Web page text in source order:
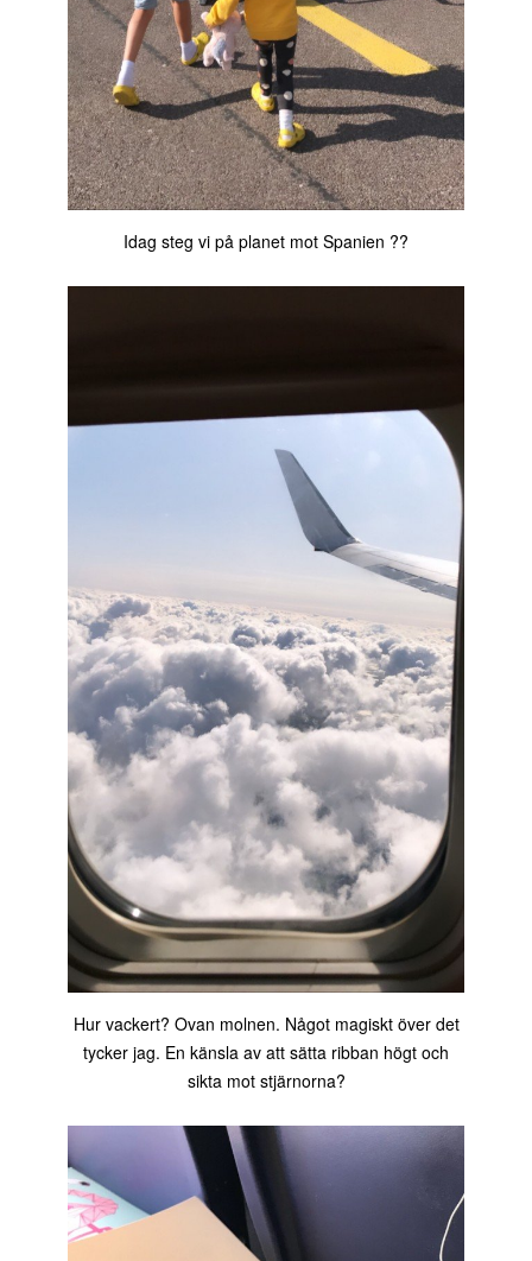
Idag steg vi på planet mot Spanien ??
Hur vackert? Ovan molnen. Något magiskt över det
tycker jag. En känsla av att sätta ribban högt och
sikta mot stjärnorna?